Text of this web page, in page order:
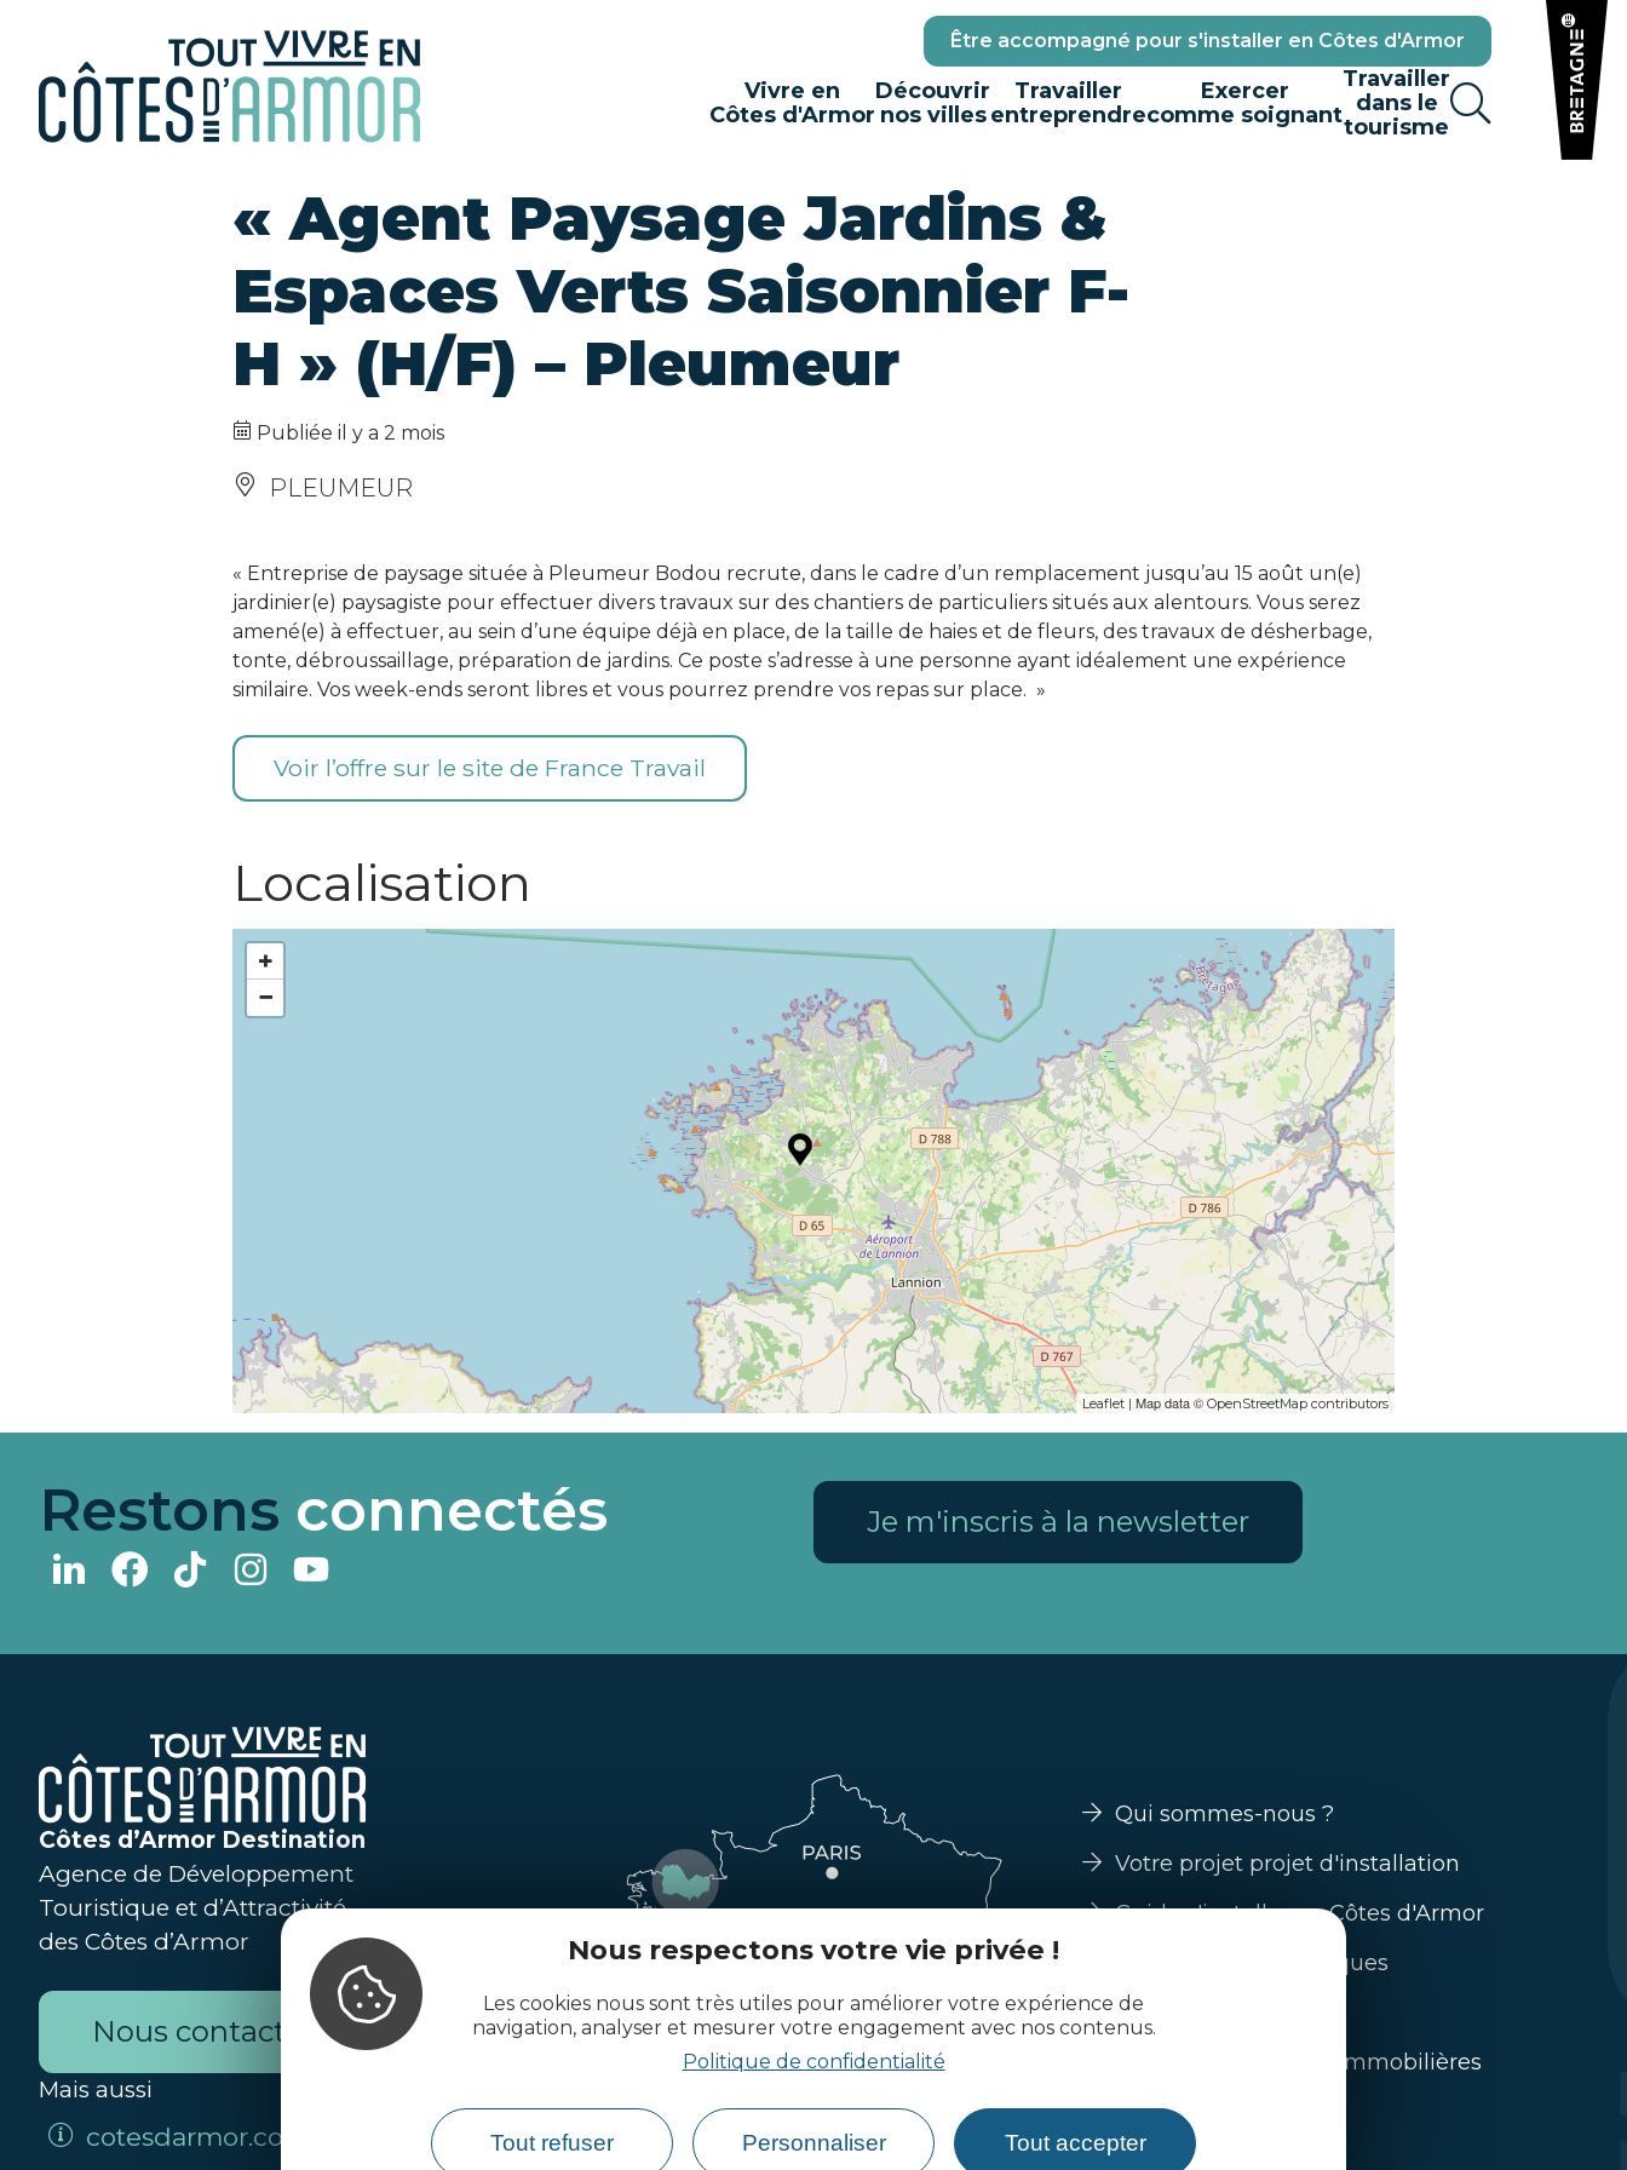
Nous respectons votre vie privée !
Les cookies nous sont très utiles pour améliorer votre expérience de
navigation, analyser et mesurer votre engagement avec nos contenus.
Politique de confidentialité
Tout refuser Personnaliser Tout accepter
Être accompagné pour s'installer en Côtes d'Armor
Vivre en
Côtes d'Armor
Découvrir
nos villes
Travailler
entreprendre
Exercer
comme soignant
Travailler
dans le
tourisme
« Agent Paysage Jardins &
Espaces Verts Saisonnier F-
H » (H/F) – Pleumeur
Publiée il y a 2 mois
PLEUMEUR
« Entreprise de paysage située à Pleumeur Bodou recrute, dans le cadre d’un remplacement jusqu’au 15 août un(e)
jardinier(e) paysagiste pour effectuer divers travaux sur des chantiers de particuliers situés aux alentours. Vous serez
amené(e) à effectuer, au sein d’une équipe déjà en place, de la taille de haies et de fleurs, des travaux de désherbage,
tonte, débroussaillage, préparation de jardins. Ce poste s’adresse à une personne ayant idéalement une expérience
similaire. Vos week-ends seront libres et vous pourrez prendre vos repas sur place. »
Voir l’offre sur le site de France Travail
Localisation
+
−
Leaflet | Map data © OpenStreetMap contributors
Restons connectés Je m'inscris à la newsletter
Côtes d’Armor Destination
Agence de Développement
Touristique et d’Attractivité
des Côtes d’Armor
Nous contacter
Mais aussi
cotesdarmor.com
Qui sommes-nous ?
Votre projet projet d'installation
Guide s'installer en Côtes d'Armor
Nos filières économiques
Trouver un emploi
L'immobilier / offres immobilières
Toute l'actualité